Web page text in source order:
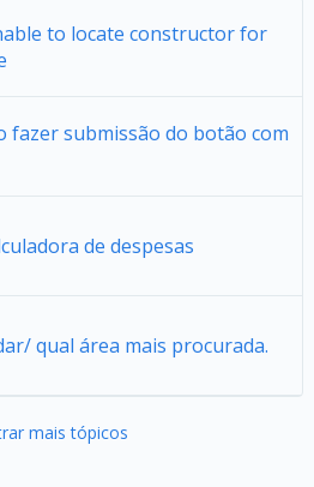
to locate constructor for
fazer submissão do botão com
de despesas
qual área mais procurada.
mais tópicos